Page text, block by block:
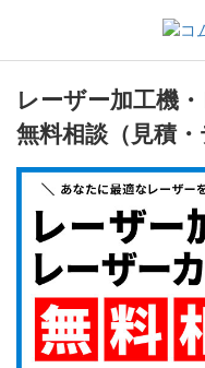
レーザー加工機
無料相談（見積・